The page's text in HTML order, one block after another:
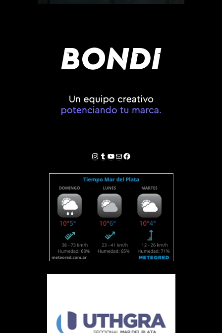
Instagram
Tumblr
YouTube
Correo electrónico
Facebook